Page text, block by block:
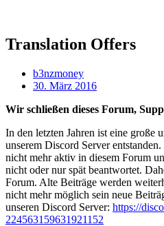
Translation Offers
b3nzmoney
30. März 2016
Wir schließen dieses Forum,
In den letzten Jahren ist eine große
unserem Discord Server
nicht mehr aktiv in diesem Forum
nicht oder nur spät beantwortet.
Forum. Alte Beiträge werden
nicht mehr möglich sein neue
unseren Discord Server: https://
224563159631921152